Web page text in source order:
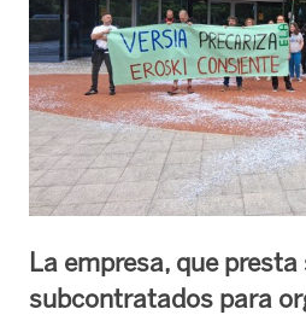
La empresa, que
subcontratados para